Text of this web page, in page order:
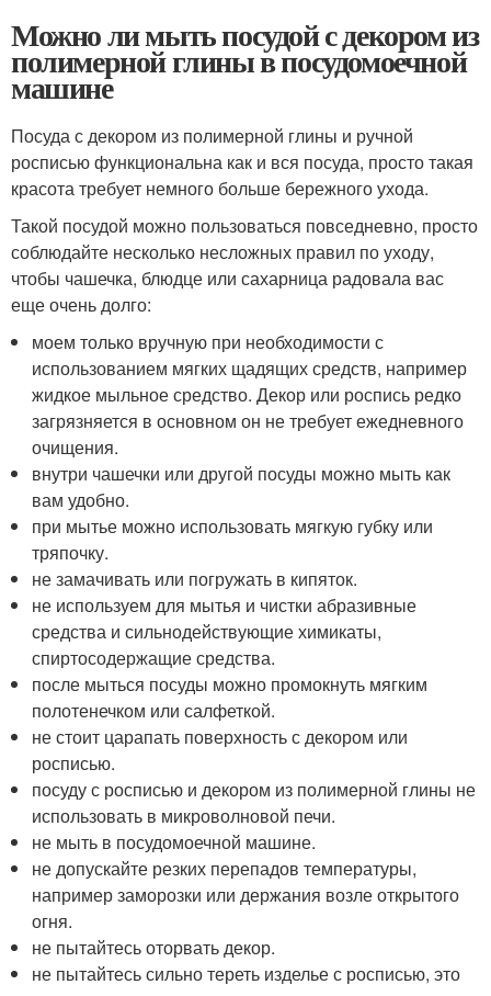
Можно ли мыть посудой с декором из
полимерной глины в посудомоечной
машине
Посуда с декором из полимерной глины и ручной
росписью функциональна как и вся посуда, просто такая
красота требует немного больше бережного ухода.
Такой посудой можно пользоваться повседневно, просто
соблюдайте несколько несложных правил по уходу,
чтобы чашечка, блюдце или сахарница радовала вас
еще очень долго:
моем только вручную при необходимости с
использованием мягких щадящих средств, например
жидкое мыльное средство. Декор или роспись редко
загрязняется в основном он не требует ежедневного
очищения.
внутри чашечки или другой посуды можно мыть как
вам удобно.
при мытье можно использовать мягкую губку или
тряпочку.
не замачивать или погружать в кипяток.
не используем для мытья и чистки абразивные
средства и сильнодействующие химикаты,
спиртосодержащие средства.
после мыться посуды можно промокнуть мягким
полотенечком или салфеткой.
не стоит царапать поверхность с декором или
росписью.
посуду с росписью и декором из полимерной глины не
использовать в микроволновой печи.
не мыть в посудомоечной машине.
не допускайте резких перепадов температуры,
например заморозки или держания возле открытого
огня.
не пытайтесь оторвать декор.
не пытайтесь сильно тереть изделье с росписью, это